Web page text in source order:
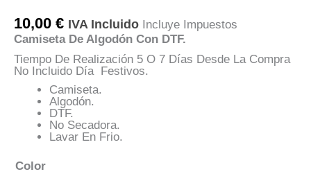
10,00 € IVA Incluido Incluye Impuestos
Camiseta De Algodón Con DTF.
Tiempo De Realización 5 O 7 Días Desde La Compra
No Incluido Día Festivos.
Camiseta.
Algodón.
DTF.
No Secadora.
Lavar En Frio.
Color